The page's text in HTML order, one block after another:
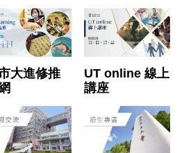
大進修推
UT online 線上
講座